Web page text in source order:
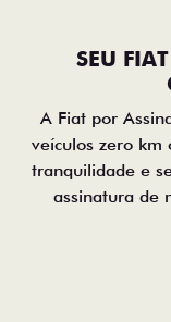
SEU
A Fiat por
veículos zero km
tranquilidade e
assinatura de